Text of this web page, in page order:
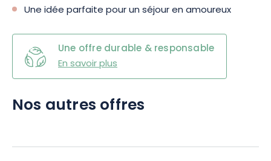
Une idée parfaite pour un séjour en amoureux
Une offre durable & responsable
En savoir plus
Nos autres offres